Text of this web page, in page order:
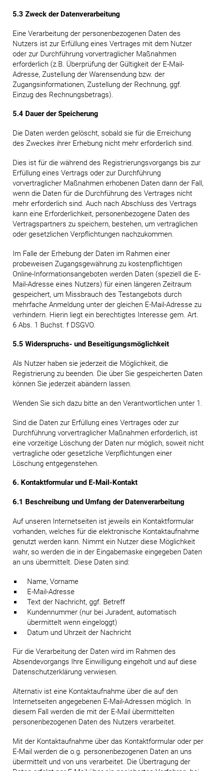
5.3 Zweck der Datenverarbeitung
Eine Verarbeitung der personenbezogenen Daten des
Nutzers ist zur Erfüllung eines Vertrages mit dem Nutzer
oder zur Durchführung vorvertraglicher Maßnahmen
erforderlich (z.B. Überprüfung der Gültigkeit der E-Mail-
Adresse, Zustellung der Warensendung bzw. der
Zugangsinformationen, Zustellung der Rechnung, ggf.
Einzug des Rechnungsbetrags).
5.4 Dauer der Speicherung
Die Daten werden gelöscht, sobald sie für die Erreichung
des Zweckes ihrer Erhebung nicht mehr erforderlich sind.
Dies ist für die während des Registrierungsvorgangs bis zur
Erfüllung eines Vertrags oder zur Durchführung
vorvertraglicher Maßnahmen erhobenen Daten dann der Fall,
wenn die Daten für die Durchführung des Vertrages nicht
mehr erforderlich sind. Auch nach Abschluss des Vertrags
kann eine Erforderlichkeit, personenbezogene Daten des
Vertragspartners zu speichern, bestehen, um vertraglichen
oder gesetzlichen Verpflichtungen nachzukommen.
Im Falle der Erhebung der Daten im Rahmen einer
probeweisen Zugangsgewährung zu kostenpflichtigen
Online-Informationsangeboten werden Daten (speziell die E-
Mail-Adresse eines Nutzers) für einen längeren Zeitraum
gespeichert, um Missbrauch des Testangebots durch
mehrfache Anmeldung unter der gleichen E-Mail-Adresse zu
verhindern. Hierin liegt ein berechtigtes Interesse gem. Art.
6 Abs. 1 Buchst. f DSGVO.
5.5 Widerspruchs- und Beseitigungsmöglichkeit
Als Nutzer haben sie jederzeit die Möglichkeit, die
Registrierung zu beenden. Die über Sie gespeicherten Daten
können Sie jederzeit abändern lassen.
Wenden Sie sich dazu bitte an den Verantwortlichen unter 1.
Sind die Daten zur Erfüllung eines Vertrages oder zur
Durchführung vorvertraglicher Maßnahmen erforderlich, ist
eine vorzeitige Löschung der Daten nur möglich, soweit nicht
vertragliche oder gesetzliche Verpflichtungen einer
Löschung entgegenstehen.
6. Kontaktformular und E-Mail-Kontakt
6.1 Beschreibung und Umfang der Datenverarbeitung
Auf unseren Internetseiten ist jeweils ein Kontaktformular
vorhanden, welches für die elektronische Kontaktaufnahme
genutzt werden kann. Nimmt ein Nutzer diese Möglichkeit
wahr, so werden die in der Eingabemaske eingegeben Daten
an uns übermittelt. Diese Daten sind:
Name, Vorname
E-Mail-Adresse
Text der Nachricht, ggf. Betreff
Kundennummer (nur bei Juradent, automatisch
übermittelt wenn eingeloggt)
Datum und Uhrzeit der Nachricht
Für die Verarbeitung der Daten wird im Rahmen des
Absendevorgangs Ihre Einwilligung eingeholt und auf diese
Datenschutzerklärung verwiesen.
Alternativ ist eine Kontaktaufnahme über die auf den
Internetseiten angegebenen E-Mail-Adressen möglich. In
diesem Fall werden die mit der E-Mail übermittelten
personenbezogenen Daten des Nutzers verarbeitet.
Mit der Kontaktaufnahme über das Kontaktformular oder per
E-Mail werden die o.g. personenbezogenen Daten an uns
übermittelt und von uns verarbeitet. Die Übertragung der